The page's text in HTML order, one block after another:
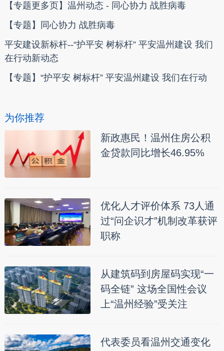
【专题更多页】温州动态 - 同心协力 战胜病毒
【专题】同心协力 战胜病毒
平安建设新标杆--“护平安 树标杆” 平安温州建设 我们
在行动新动态
【专题】“护平安 树标杆” 平安温州建设 我们在行动
为你推荐
新政惠民！温州住房公积
金贷款同比增长46.95%
优化人才评价体系 73人通
过“问企识才”机制改革获评
职称
从建筑码到房屋码实现“一
码全链” 这场全国性会议
上“温州经验”受关注
代表委员看温州交通变化